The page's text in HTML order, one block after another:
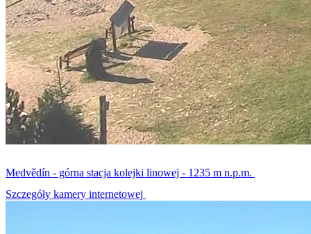
Medvědín - górna stacja kolejki linowej - 1235 m n.p.m.
Szczegóły kamery internetowej